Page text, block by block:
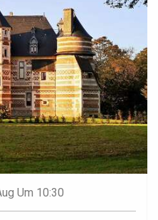
Um 10:30